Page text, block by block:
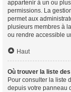
appartenir à un ou
permissions. La
permet aux
plusieurs membres à
ou rendre accessible
Haut
Où trouver la liste
Pour consulter la liste
depuis votre panneau